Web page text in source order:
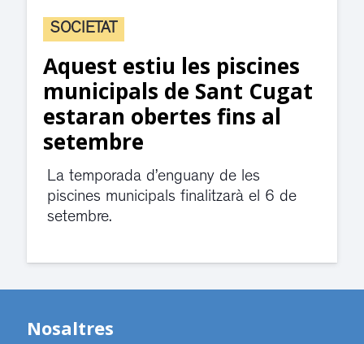
SOCIETAT
Aquest estiu les piscines
municipals de Sant Cugat
estaran obertes fins al
setembre
La temporada d’enguany de les
piscines municipals finalitzarà el 6 de
setembre.
Nosaltres